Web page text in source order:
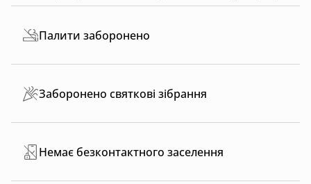
Палити заборонено
Заборонено святкові зібрання
Немає безконтактного заселення